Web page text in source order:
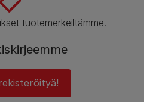
tuotemerkeiltämme.